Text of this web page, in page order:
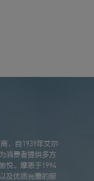
，自1939年艾尔·
消费者提供多方
悦。摩恩于1994
及优质完善的服